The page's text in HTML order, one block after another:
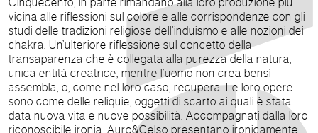
vicina alle riflessioni sul colore e alle corrispondenze con gli
studi delle tradizioni religiose dell’induismo e alle nozioni dei
chakra. Un’ulteriore riflessione sul concetto della
transaparenza che è collegata alla purezza della natura,
unica entità creatrice, mentre l’uomo non crea bensì
assembla, o, come nel loro caso, recupera. Le loro opere
sono come delle reliquie, oggetti di scarto ai quali è stata
data nuova vita e nuove possibilità. Accompagnati dalla loro
riconoscibile ironia, Auro&Celso presentano ironicamente